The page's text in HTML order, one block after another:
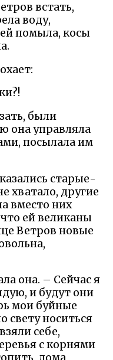
встать,
воду,
ей помыла, косы
были
она управляла
посылала им
старые-
хватало, другие
вместо них
ей великаны
Ветров новые
она. – Сейчас я
и будут они
мои буйные
свету носиться
себе,
с корнями